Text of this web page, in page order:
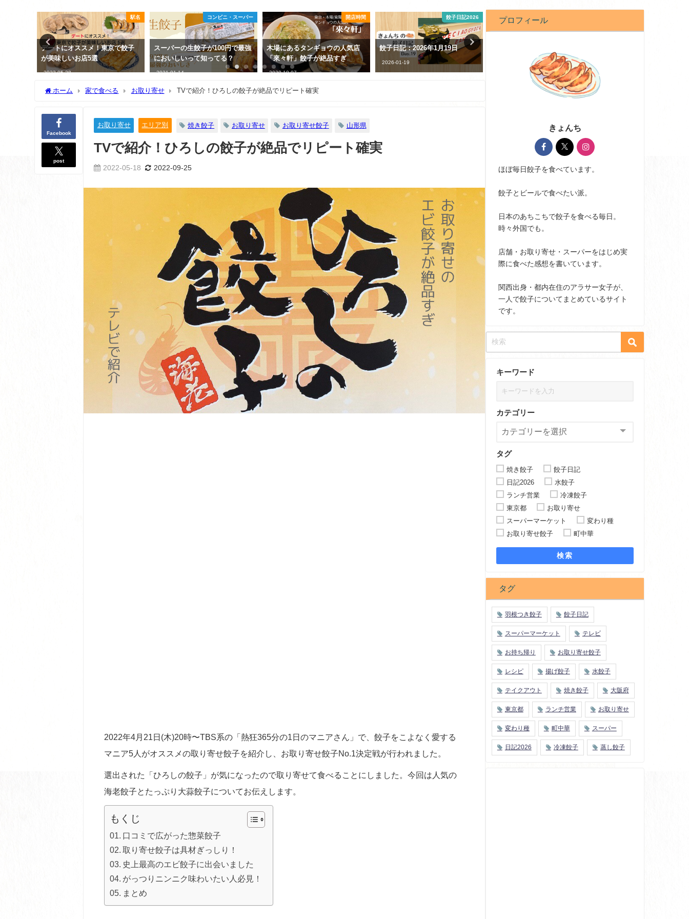
駅名
デートにオススメ！東京で餃子
が美味しいお店5選
2023-05-28
コンビニ・スーパー
スーパーの生餃子が100円で最強
においしいって知ってる？
2021-01-14
開店時間
木場にあるタンギョウの人気店
「來々軒」餃子が絶品すぎ
2020-10-07
餃子日記2026
餃子日記：2026年1月19日
2026-01-19
派？中国は白菜って本当!?
ホーム 家で食べる お取り寄せ TVで紹介！ひろしの餃子が絶品でリピート確実
Facebook
post
お取り寄せ エリア別 焼き餃子 お取り寄せ お取り寄せ餃子 山形県
TVで紹介！ひろしの餃子が絶品でリピート確実
2022-05-18 2022-09-25
2022年4月21日(木)20時〜TBS系の「熱狂365分の1日のマニアさん」で、餃子をこよなく愛する
マニア5人がオススメの取り寄せ餃子を紹介し、お取り寄せ餃子No.1決定戦が行われました。
選出された「ひろしの餃子」が気になったので取り寄せて食べることにしました。今回は人気の
海老餃子とたっぷり大蒜餃子についてお伝えします。
もくじ
口コミで広がった惣菜餃子
取り寄せ餃子は具材ぎっしり！
史上最高のエビ餃子に出会いました
がっつりニンニク味わいたい人必見！
まとめ
プロフィール
きょんち
ほぼ毎日餃子を食べています。
餃子とビールで食べたい派。
日本のあちこちで餃子を食べる毎日。
時々外国でも。
店舗・お取り寄せ・スーパーをはじめ実
際に食べた感想を書いています。
関西出身・都内在住のアラサー女子が、
一人で餃子についてまとめているサイト
です。
キーワード
カテゴリー
タグ
焼き餃子
餃子日記
日記2026
水餃子
ランチ営業
冷凍餃子
東京都
お取り寄せ
スーパーマーケット
変わり種
お取り寄せ餃子
町中華
検索
タグ
羽根つき餃子 餃子日記
スーパーマーケット テレビ
お持ち帰り お取り寄せ餃子
レシピ 揚げ餃子 水餃子
テイクアウト 焼き餃子 大阪府
東京都 ランチ営業 お取り寄せ
変わり種 町中華 スーパー
日記2026 冷凍餃子 蒸し餃子